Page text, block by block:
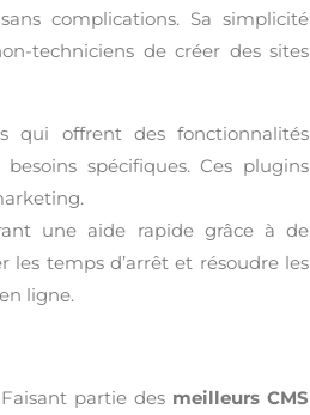
complications. Sa simplicité
techniciens de créer des sites
qui offrent des fonctionnalités
spécifiques. Ces plugins
une aide rapide grâce à de
temps d’arrêt et résoudre les
ligne.
partie des meilleurs CMS